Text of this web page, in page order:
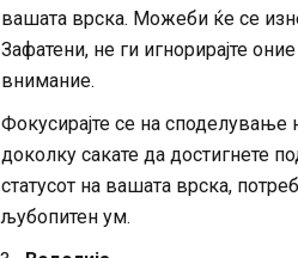
вашата врска. Можеби ќе се
Зафатени, не ги игнорирајте
внимание.
Фокусирајте се на
доколку сакате да достигнете
статусот на вашата врска,
љубопитен ум.